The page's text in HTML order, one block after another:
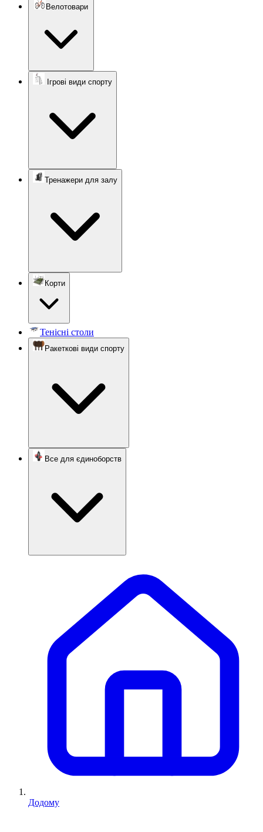
Ігрові види спорту
Тренажери для залу
Корти
Тенісні столи
Ракеткові види спорту
Все для єдиноборств
Додому